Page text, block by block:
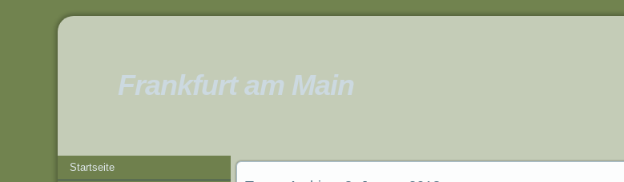
Frankfurt am Main
Startseite